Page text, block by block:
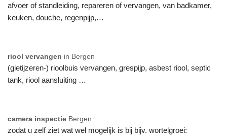
afvoer of standleiding, repareren of vervangen, van badkamer,
keuken, douche, regenpijp,…
riool vervangen in Bergen
(gietijzeren-) rioolbuis vervangen, grespijp, asbest riool, septic
tank, riool aansluiting …
camera inspectie Bergen
zodat u zelf ziet wat wel mogelijk is bij bijv. wortelgroei: